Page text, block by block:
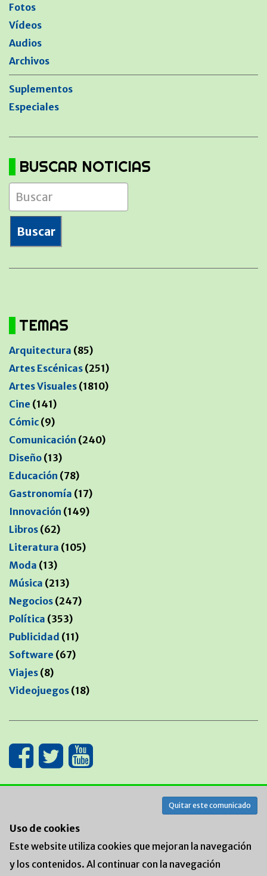
Fotos
Vídeos
Audios
Archivos
Suplementos
Especiales
BUSCAR NOTICIAS
TEMAS
Arquitectura (85)
Artes Escénicas (251)
Artes Visuales (1810)
Cine (141)
Cómic (9)
Comunicación (240)
Diseño (13)
Educación (78)
Gastronomía (17)
Innovación (149)
Libros (62)
Literatura (105)
Moda (13)
Música (213)
Negocios (247)
Política (353)
Publicidad (11)
Software (67)
Viajes (8)
Videojuegos (18)
MANTENIDO POR
© nexo5.com :: All rights reserved :: Since Sep 20,
Quitar este comunicado
Uso de cookies
Este website utiliza cookies que mejoran la navegación
y los contenidos. Al continuar con la navegación